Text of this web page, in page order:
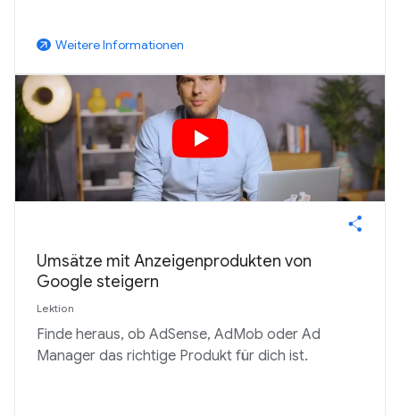
arrow_outward Weitere Informationen
Umsätze mit Anzeigenprodukten von
Google steigern
Lektion
Finde heraus, ob AdSense, AdMob oder Ad
Manager das richtige Produkt für dich ist.